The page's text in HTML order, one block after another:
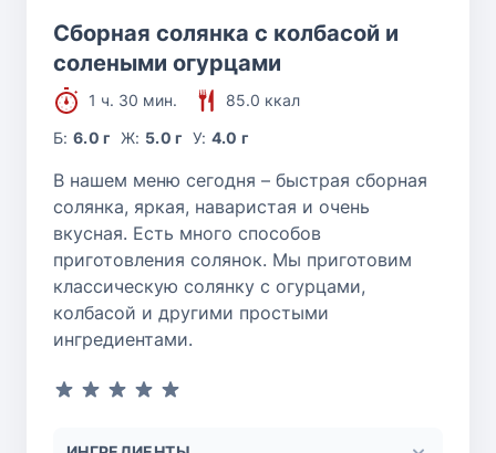
Сборная солянка с колбасой и
солеными огурцами
1 ч. 30 мин.
85.0 ккал
Б:6.0 г Ж: 5.0 г У: 4.0 г
В нашем меню сегодня – быстрая сборная
солянка, яркая, наваристая и очень
вкусная. Есть много способов
приготовления солянок. Мы приготовим
классическую солянку с огурцами,
колбасой и другими простыми
ингредиентами.